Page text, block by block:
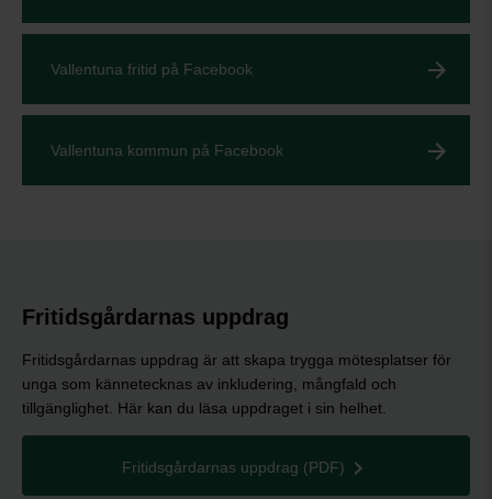
Vallentuna fritid på Facebook
Vallentuna kommun på Facebook
Fritidsgårdarnas uppdrag
Fritidsgårdarnas uppdrag är att skapa trygga mötesplatser för
unga som kännetecknas av inkludering, mångfald och
tillgänglighet. Här kan du läsa uppdraget i sin helhet.
Fritidsgårdarnas uppdrag (PDF)